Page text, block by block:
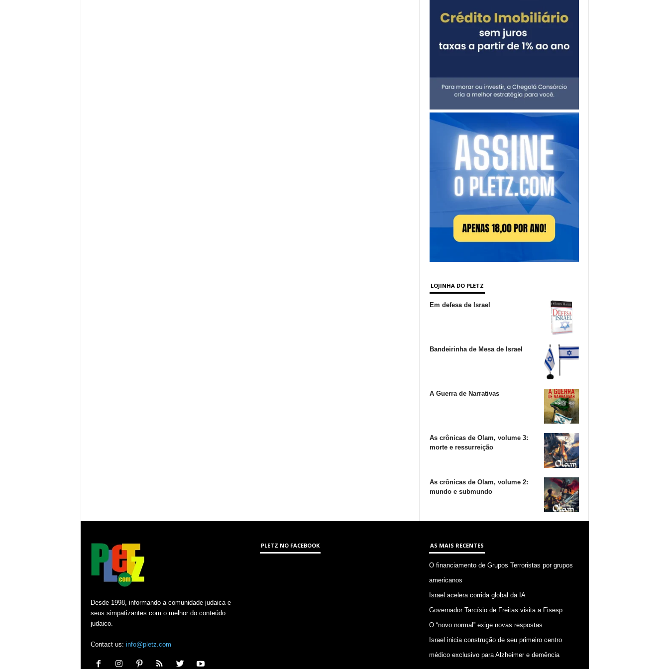
LOJINHA DO PLETZ
Em defesa de Israel
Bandeirinha de Mesa de Israel
A Guerra de Narrativas
As crônicas de Olam, volume 3:
morte e ressurreição
As crônicas de Olam, volume 2:
mundo e submundo
Desde 1998, informando a comunidade judaica e
seus simpatizantes com o melhor do conteúdo
judaico.
Contact us: info@pletz.com
PLETZ NO FACEBOOK AS MAIS RECENTES
O financiamento de Grupos Terroristas por grupos
americanos
Israel acelera corrida global da IA
Governador Tarcísio de Freitas visita a Fisesp
O “novo normal” exige novas respostas
Israel inicia construção de seu primeiro centro
médico exclusivo para Alzheimer e demência